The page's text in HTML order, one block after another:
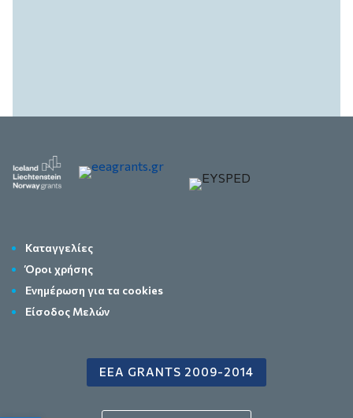
Καταγγελίες
Όροι χρήσης
Ενημέρωση για τα cookies
Είσοδος Μελών
EEA GRANTS 2009-2014